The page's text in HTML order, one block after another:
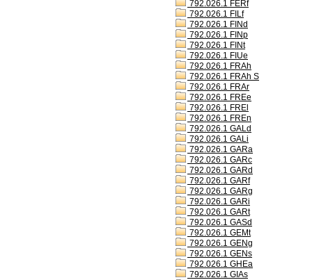
792.026.1 FERf
792.026.1 FILf
792.026.1 FINd
792.026.1 FINp
792.026.1 FINt
792.026.1 FIUe
792.026.1 FRAh
792.026.1 FRAh S
792.026.1 FRAr
792.026.1 FREe
792.026.1 FREl
792.026.1 FREn
792.026.1 GALd
792.026.1 GALi
792.026.1 GARa
792.026.1 GARc
792.026.1 GARd
792.026.1 GARf
792.026.1 GARg
792.026.1 GARi
792.026.1 GARt
792.026.1 GASd
792.026.1 GEMt
792.026.1 GENg
792.026.1 GENs
792.026.1 GHEa
792.026.1 GIAs